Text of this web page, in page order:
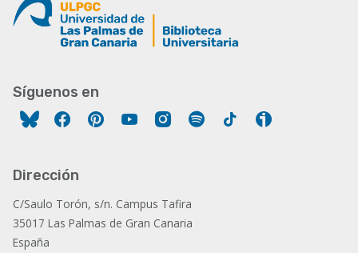
Síguenos en
FacebookPinterestYouTubeInstagram
Spotify Tiktok
Dirección
C/Saulo Torón, s/n. Campus Tafira
35017 Las Palmas de Gran Canaria
España